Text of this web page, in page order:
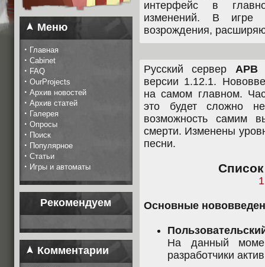
Меню
· Главная
· Cabinet
· FAQ
· OurProjects
· Архив новостей
· Архив статей
· Галерея
· Опросы
· Поиск
· Популярное
· Статьи
· Игры и автоматы
Рекомендуем
Комментарии
интерфейс в
изменений. В игре
возрождения,
Русский сервер APB
версии 1.12.1.
на самом главном.
это будет сложно
возможность самим
смерти. Изменены
песни.
Основные
На данный
разработчики